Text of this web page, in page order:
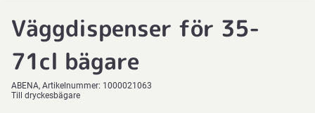
Väggdispenser för 35-
71cl bägare
ABENA Artikelnummer: 1000021063
Till dryckesbägare